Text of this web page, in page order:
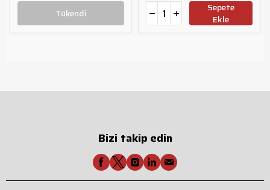
Tükendi
Sepete
Ekle
Bizi takip edin